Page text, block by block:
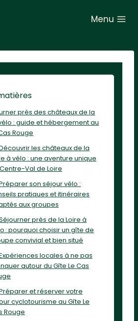
Menu
près des châteaux de la
: guide et hébergement au
Rouge
les châteaux de la
à vélo : une aventure unique
Val de Loire
son séjour vélo :
pratiques et itinéraires
aux groupes
près de la Loire à
: pourquoi choisir un gîte de
convivial et bien situé
locales à ne pas
autour du Gîte Le Cas
et réserver votre
cyclotourisme au Gîte Le
Rouge